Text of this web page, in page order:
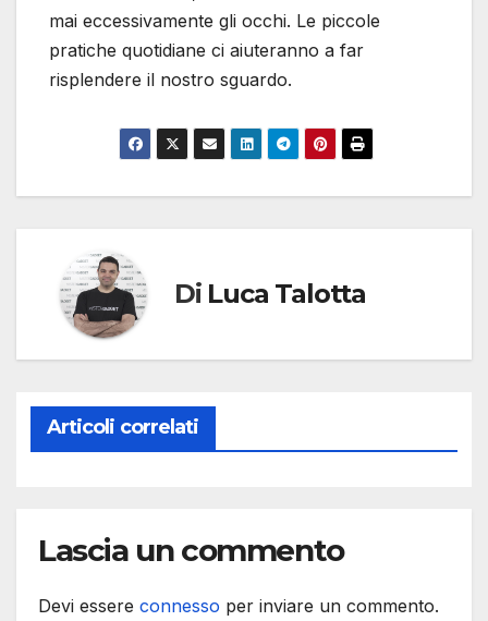
mai eccessivamente gli occhi. Le piccole
pratiche quotidiane ci aiuteranno a far
risplendere il nostro sguardo.
Di Luca Talotta
Articoli correlati
Lascia un commento
Devi essere connesso per inviare un commento.